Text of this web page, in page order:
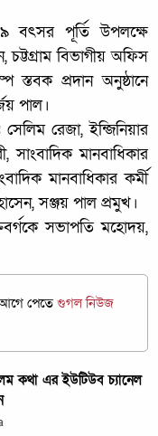
বৎসর পূর্তি উপলক্ষে
চট্টগ্রাম বিভাগীয় অফিস
স্তবক প্রদান অনুষ্ঠানে
পাল।
রেজা, ইন্জিনিয়ার
মানবাধিকার
মানবাধিকার কর্মী
সঞ্জয় পাল প্রমুখ।
সভাপতি মহোদয়,
পেতেগুগল নিউজ
কথা এর ইউটিউব চ্যানেল